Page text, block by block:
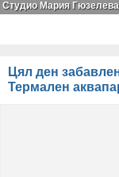
Студио Мария Гюзелева
Цял ден
Термален